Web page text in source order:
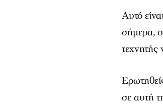
Αυτό
σήμερα,
σε αυτή